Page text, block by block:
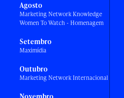
Agosto
Marketing Network Knowledge
Women To Watch - Homenagem
Setembro
Maximídia
Outubro
Marketing Network Internacional